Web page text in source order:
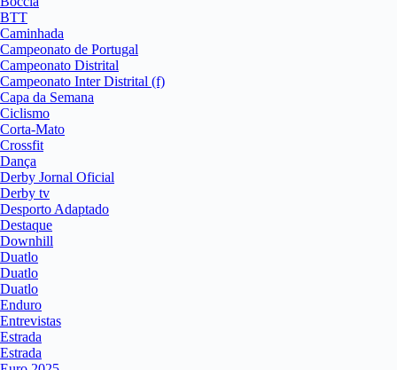
BTT
Caminhada
Campeonato de Portugal
Campeonato Distrital
Campeonato Inter Distrital (f)
Capa da Semana
Ciclismo
Corta-Mato
Crossfit
Dança
Derby Jornal Oficial
Derby tv
Desporto Adaptado
Destaque
Downhill
Duatlo
Duatlo
Duatlo
Enduro
Entrevistas
Estrada
Estrada